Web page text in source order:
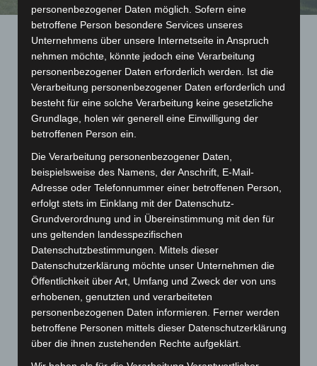
Vom 10. bis 12. Mai 2024 veranstaltete die TSG
Ailingen Handball ihren Jugend-Hüttenaufenthalt im
Kleinwalsertal. Etwa 50 Personen brachen am
Freitagnachmittag auf. Der Samstag war
vollgepackt mit Aktivitäten wie einer Olympiade,
Beachvolleyballplatz direkt an der Hütte war
durchgehend in Betrieb. Traditionell gab es auch in
diesem Jahr wieder Spaghetti Bolognese. Wir
möchten uns bei allen Betreuern und Helfern für die
gelungene Durchführung des diesjährigen
Hüttenaufenthalts bedanken. Und wie es so schön
heißt: Vor der Hütte ist nach der Hütte – 2026 geht
es wieder los!
personenbezogener Daten möglich. Sofern eine
betroffene Person besondere Services unseres
Unternehmens über unsere Internetseite in Anspruch
nehmen möchte, könnte jedoch eine Verarbeitung
personenbezogener Daten erforderlich werden. Ist die
Verarbeitung personenbezogener Daten erforderlich und
besteht für eine solche Verarbeitung keine gesetzliche
Grundlage, holen wir generell eine Einwilligung der
betroffenen Person ein.
Die Verarbeitung personenbezogener Daten,
beispielsweise des Namens, der Anschrift, E-Mail-
Adresse oder Telefonnummer einer betroffenen Person,
erfolgt stets im Einklang mit der Datenschutz-
Grundverordnung und in Übereinstimmung mit den für
uns geltenden landesspezifischen
Datenschutzbestimmungen. Mittels dieser
Datenschutzerklärung möchte unser Unternehmen die
Öffentlichkeit über Art, Umfang und Zweck der von uns
erhobenen, genutzten und verarbeiteten
personenbezogenen Daten informieren. Ferner werden
betroffene Personen mittels dieser Datenschutzerklärung
über die ihnen zustehenden Rechte aufgeklärt.